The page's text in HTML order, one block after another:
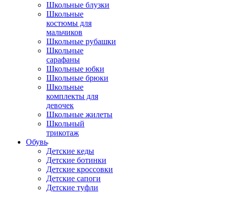
Школьные блузки
Школьные
костюмы для
мальчиков
Школьные рубашки
Школьные
сарафаны
Школьные юбки
Школьные брюки
Школьные
комплекты для
девочек
Школьные жилеты
Школьный
трикотаж
Обувь
Детские кеды
Детские ботинки
Детские кроссовки
Детские сапоги
Детские туфли